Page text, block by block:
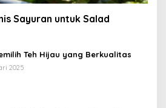
Sayuran untuk Salad
Teh Hijau yang Berkualitas
2025